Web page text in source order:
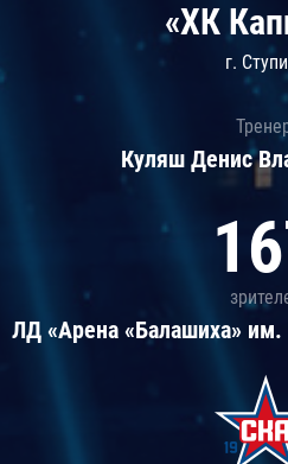
«ХК
г.
Куляш Денис
ЛД «Арена «Балашиха»